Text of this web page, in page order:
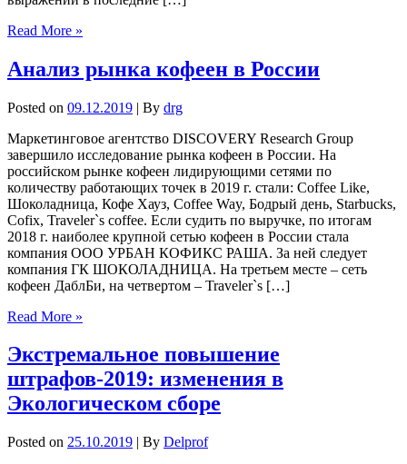
Read More »
Анализ рынка кофеен в России
Posted on 09.12.2019 | By drg
Маркетинговое агентство DISCOVERY Research Group
завершило исследование рынка кофеен в России. На
российском рынке кофеен лидирующими сетями по
количеству работающих точек в 2019 г. стали: Coffee Like,
Шоколадница, Кофе Хауз, Coffee Way, Бодрый день, Starbucks,
Cofix, Traveler`s coffee. Если судить по выручке, по итогам
2018 г. наиболее крупной сетью кофеен в России стала
компания ООО УРБАН КОФИКС РАША. За ней следует
компания ГК ШОКОЛАДНИЦА. На третьем месте – сеть
кофеен ДаблБи, на четвертом – Traveler`s […]
Read More »
Экстремальное повышение
штрафов-2019: изменения в
Экологическом сборе
Posted on 25.10.2019 | By Delprof